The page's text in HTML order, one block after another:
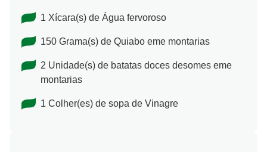
1 Xícara(s) de Água fervoroso
150 Grama(s) de Quiabo eme montarias
2 Unidade(s) de batatas doces desomes eme
montarias
1 Colher(es) de sopa de Vinagre